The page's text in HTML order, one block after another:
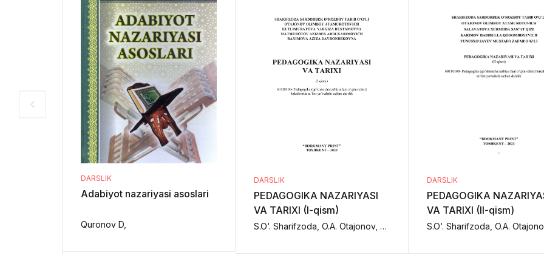
DARSLIK
Adabiyot nazariyasi asoslari
Quronov D,
DARSLIK
PEDAGOGIKA NAZARIYASI
VA TARIXI (I-qism)
S.O‘. Sharifzoda, O.A. Otajonov, N.R. Kutlimurotova, A.A. Matmurotov, A.D. Raximova.,
DARSLIK
PEDAGOGIKA
VA TARIXI (II-qism)